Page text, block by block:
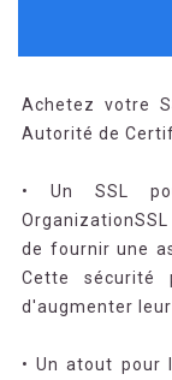
Achetez votre
Autorité de
• Un SSL
de fournir une
Cette sécurité
d'augmenter
• Un atout pour